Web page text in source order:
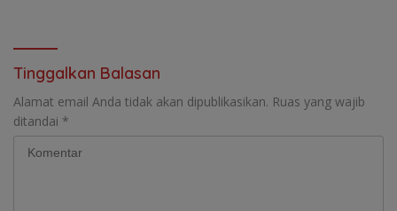
Tinggalkan Balasan
Alamat email Anda tidak akan dipublikasikan. Ruas yang wajib
ditandai *